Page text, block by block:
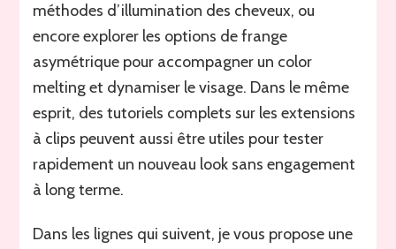
méthodes d’illumination des cheveux, ou
encore explorer les options de frange
asymétrique pour accompagner un color
melting et dynamiser le visage. Dans le même
esprit, des tutoriels complets sur les extensions
à clips peuvent aussi être utiles pour tester
rapidement un nouveau look sans engagement
à long terme.
Dans les lignes qui suivent, je vous propose une